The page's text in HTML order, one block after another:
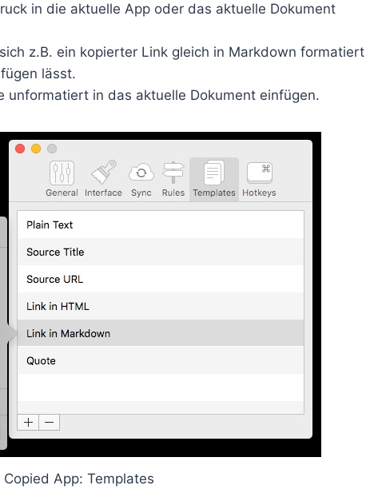
in die aktuelle App oder das aktuelle Dokument
z.B. ein kopierter Link gleich in Markdown formatiert
lässt.
unformatiert in das aktuelle Dokument einfügen.
Copied App: Templates